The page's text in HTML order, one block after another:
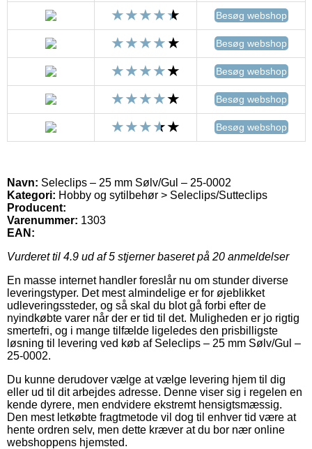
Besøg webshop
Besøg webshop
Besøg webshop
Besøg webshop
Besøg webshop
Navn: Seleclips – 25 mm Sølv/Gul – 25-0002
Kategori: Hobby og sytilbehør > Seleclips/Sutteclips
Producent:
Varenummer: 1303
EAN:
Vurderet til 4.9 ud af 5 stjerner baseret på 20 anmeldelser
En masse internet handler foreslår nu om stunder diverse
leveringstyper. Det mest almindelige er for øjeblikket
udleveringssteder, og så skal du blot gå forbi efter de
nyindkøbte varer når der er tid til det. Muligheden er jo rigtig
smertefri, og i mange tilfælde ligeledes den prisbilligste
løsning til levering ved køb af Seleclips – 25 mm Sølv/Gul –
25-0002.
Du kunne derudover vælge at vælge levering hjem til dig
eller ud til dit arbejdes adresse. Denne viser sig i regelen en
kende dyrere, men endvidere ekstremt hensigtsmæssig.
Den mest letkøbte fragtmetode vil dog til enhver tid være at
hente ordren selv, men dette kræver at du bor nær online
webshoppens hjemsted.